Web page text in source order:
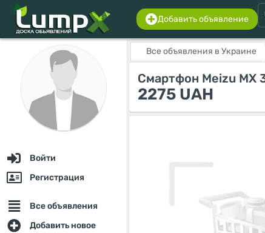
Добавить объявление
Войти
Регистрация
Все объявления
Добавить новое
Все объявления в Украине
Смартфон Meizu MX
2275 UAH